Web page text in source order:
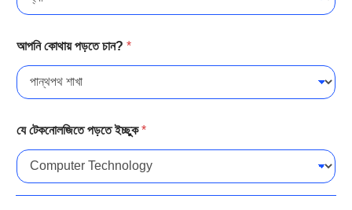
আপনি কোথায় পড়তে চান? *
যে টেকনোলজিতে পড়তে ইচ্ছুক*